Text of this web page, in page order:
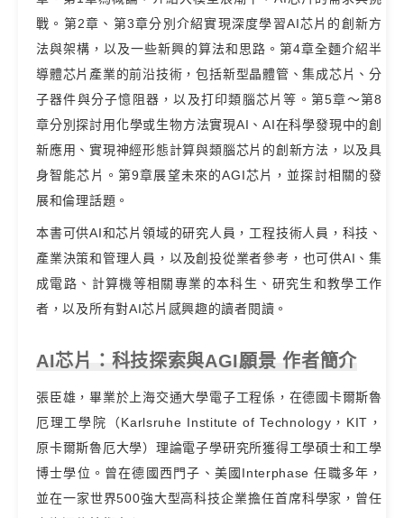
戰。第2章、第3章分別介紹實現深度學習AI芯片的創新方
法與架構，以及一些新興的算法和思路。第4章全麵介紹半
導體芯片產業的前沿技術，包括新型晶體管、集成芯片、分
子器件與分子憶阻器，以及打印類腦芯片等。第5章～第8
章分別探討用化學或生物方法實現AI、AI在科學發現中的創
新應用、實現神經形態計算與類腦芯片的創新方法，以及具
身智能芯片。第9章展望未來的AGI芯片，並探討相關的發
展和倫理話題。
本書可供AI和芯片領域的研究人員，工程技術人員，科技、
產業決策和管理人員，以及創投從業者參考，也可供AI、集
成電路、計算機等相關專業的本科生、研究生和教學工作
者，以及所有對AI芯片感興趣的讀者閱讀。
AI芯片：科技探索與AGI願景 作者簡介
張臣雄，畢業於上海交通大學電子工程係，在德國卡爾斯魯
厄理工學院（Karlsruhe Institute of Technology，KIT，
原卡爾斯魯厄大學）理論電子學研究所獲得工學碩士和工學
博士學位。曾在德國西門子、美國Interphase 任職多年，
並在一家世界500強大型高科技企業擔任首席科學家，曾任